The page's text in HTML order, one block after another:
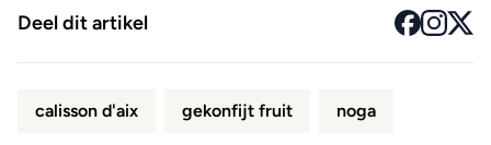
Deel dit artikel
calisson d'aix gekonfijt fruit noga